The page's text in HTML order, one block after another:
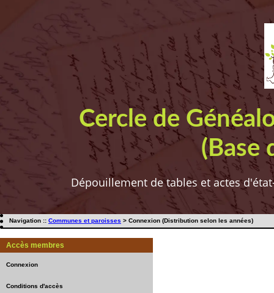
Cercle de
(Base
Dépouillement de tables et actes
Navigation :: Communes et paroisses > Connexion (Distribution selon les années)
Accès membres
Connexion
Conditions d'accès